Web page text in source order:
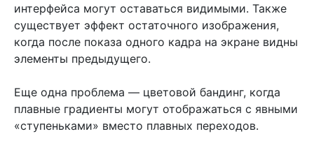
интерфейса могут оставаться видимыми. Также
существует эффект остаточного изображения,
когда после показа одного кадра на экране видны
элементы предыдущего.
Еще одна проблема — цветовой бандинг, когда
плавные градиенты могут отображаться с явными
«ступеньками» вместо плавных переходов.